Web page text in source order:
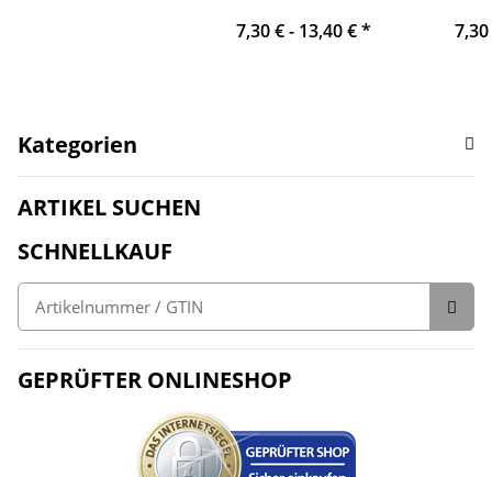
7,30 € - 13,40 €*
Kategorien
ARTIKEL SUCHEN
SCHNELLKAUF
GEPRÜFTER ONLINESHOP